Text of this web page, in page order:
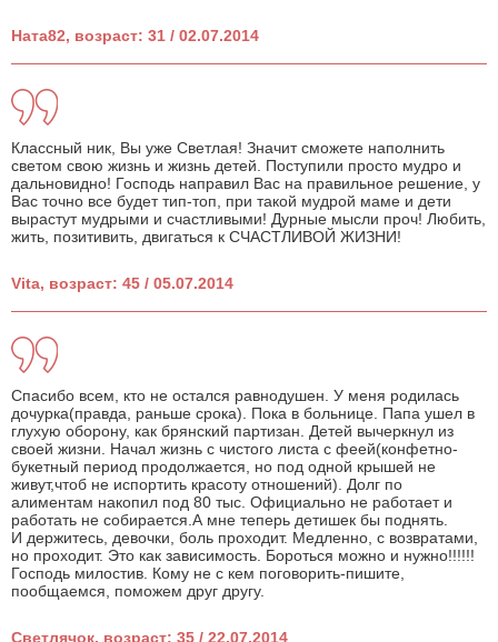
Ната82, возраст: 31 / 02.07.2014
Классный ник, Вы уже Светлая! Значит сможете наполнить
светом свою жизнь и жизнь детей. Поступили просто мудро и
дальновидно! Господь направил Вас на правильное решение, у
Вас точно все будет тип-топ, при такой мудрой маме и дети
вырастут мудрыми и счастливыми! Дурные мысли проч! Любить,
жить, позитивить, двигаться к СЧАСТЛИВОЙ ЖИЗНИ!
Vita, возраст: 45 / 05.07.2014
Спасибо всем, кто не остался равнодушен. У меня родилась
дочурка(правда, раньше срока). Пока в больнице. Папа ушел в
глухую оборону, как брянский партизан. Детей вычеркнул из
своей жизни. Начал жизнь с чистого листа с феей(конфетно-
букетный период продолжается, но под одной крышей не
живут,чтоб не испортить красоту отношений). Долг по
алиментам накопил под 80 тыс. Официально не работает и
работать не собирается.А мне теперь детишек бы поднять.
И держитесь, девочки, боль проходит. Медленно, с возвратами,
но проходит. Это как зависимость. Бороться можно и нужно!!!!!!
Господь милостив. Кому не с кем поговорить-пишите,
пообщаемся, поможем друг другу.
Светлячок, возраст: 35 / 22.07.2014